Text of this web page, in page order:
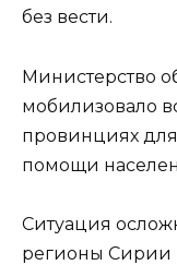
без вести.
Министерство
мобилизовало
провинциях
помощи
Ситуация
регионы Сирии